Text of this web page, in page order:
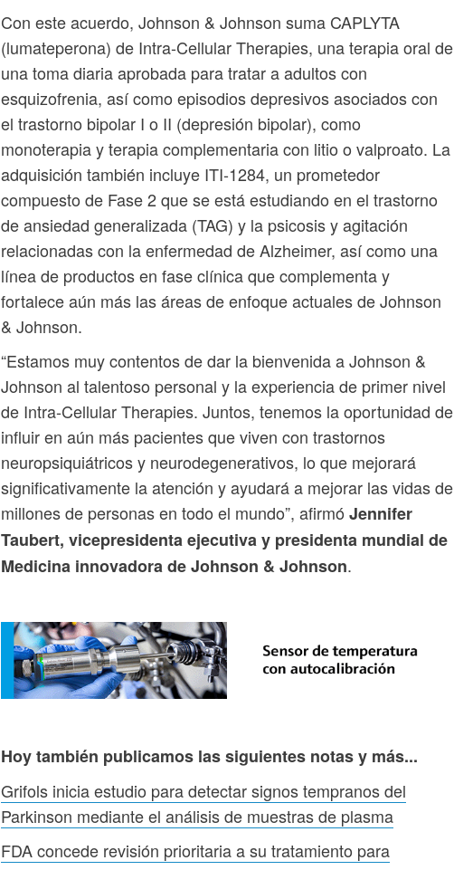
Con este acuerdo, Johnson & Johnson suma CAPLYTA
(lumateperona) de Intra-Cellular Therapies, una terapia oral de
una toma diaria aprobada para tratar a adultos con
esquizofrenia, así como episodios depresivos asociados con
el trastorno bipolar I o II (depresión bipolar), como
monoterapia y terapia complementaria con litio o valproato. La
adquisición también incluye ITI-1284, un prometedor
compuesto de Fase 2 que se está estudiando en el trastorno
de ansiedad generalizada (TAG) y la psicosis y agitación
relacionadas con la enfermedad de Alzheimer, así como una
línea de productos en fase clínica que complementa y
fortalece aún más las áreas de enfoque actuales de Johnson
& Johnson.
“Estamos muy contentos de dar la bienvenida a Johnson &
Johnson al talentoso personal y la experiencia de primer nivel
de Intra-Cellular Therapies. Juntos, tenemos la oportunidad de
influir en aún más pacientes que viven con trastornos
neuropsiquiátricos y neurodegenerativos, lo que mejorará
significativamente la atención y ayudará a mejorar las vidas de
millones de personas en todo el mundo”, afirmó Jennifer
Taubert, vicepresidenta ejecutiva y presidenta mundial de
Medicina innovadora de Johnson & Johnson.
Hoy también publicamos las siguientes notas y más...
Grifols inicia estudio para detectar signos tempranos del
Parkinson mediante el análisis de muestras de plasma
FDA concede revisión prioritaria a su tratamiento para